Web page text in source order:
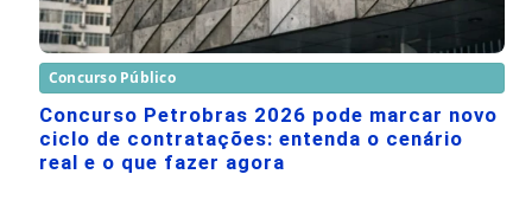
Concurso Público
Concurso Petrobras 2026 pode marcar novo
ciclo de contratações: entenda o cenário
real e o que fazer agora